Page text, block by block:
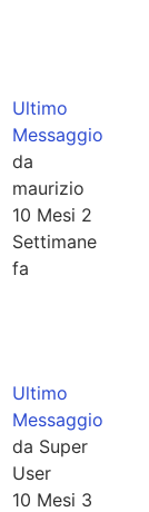
Ultimo
Messaggio
da
maurizio
10 Mesi 2
Settimane
fa
Ultimo
Messaggio
da Super
User
10 Mesi 3